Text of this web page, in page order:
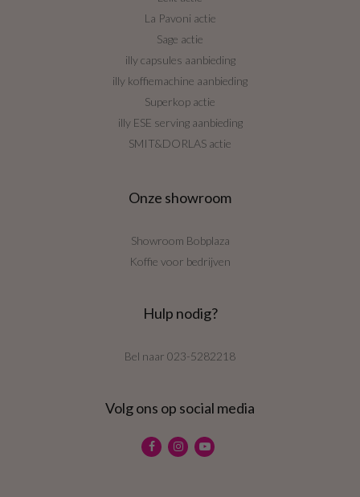
La Pavoni actie
Sage actie
illy capsules aanbieding
illy koffiemachine aanbieding
Superkop actie
illy ESE serving aanbieding
SMIT&DORLAS actie
Onze showroom
Showroom Bobplaza
Koffie voor bedrijven
Hulp nodig?
Bel naar 023-5282218
Volg ons op social media